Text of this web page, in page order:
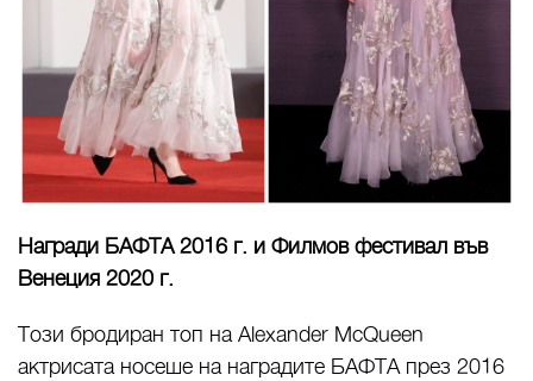
Награди БАФТА 2016 г. и Филмов фестивал във
Венеция 2020 г.
Този бродиран топ на Alexander McQueen
актрисата носеше на наградите БАФТА през 2016